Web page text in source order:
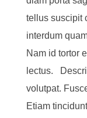
tellus suscipit
interdum
Nam id tortor
lectus.
volutpat.
Etiam